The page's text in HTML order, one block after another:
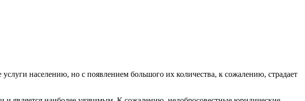
населению, но с появлением большого их количества, к сожалению, страдает